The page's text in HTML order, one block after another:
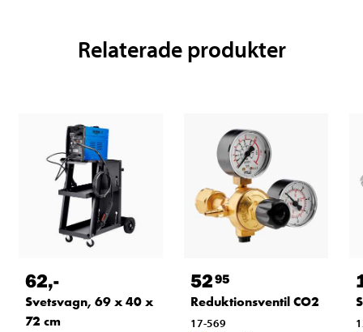
Relaterade produkter
62,-
Svetsvagn, 69 x 40 x
72 cm
5295
Reduktionsventil CO2
17-569